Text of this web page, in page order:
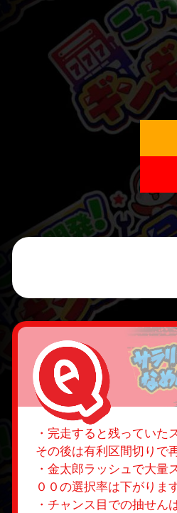
・完走すると残っていた
その後は有利区間切りで
・金太郎ラッシュで大量
００の選択率は下がりま
・チャンス目での抽せ